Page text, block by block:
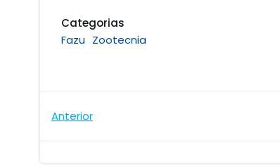
Categorias
Fazu Zootecnia
Navegação
Anterior